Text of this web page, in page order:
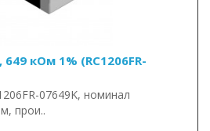
кОм 1% (RC1206FR-
07649K, номинал
прои..